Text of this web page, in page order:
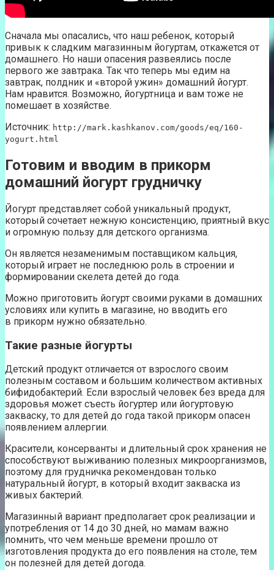
Сначала мы опасались, что наш ребенок, который
привык к сладким магазинным йогуртам, откажется от
домашнего. Но наши опасения развеялись после
первого же завтрака. Так что теперь мы едим на
завтрак, полдник и «второй ужин» домашний йогурт.
Нам нравится. Возможно, йогуртница и вам тоже не
помешает в хозяйстве.
Источник: http://mark.kashkanov.com/goods/eq/160-
yogurt.html
Готовим и вводим в прикорм
домашний йогурт грудничку
Йогурт представляет собой уникальный продукт,
который сочетает нежную консистенцию, приятный вкус
и огромную пользу для детского организма.
Он является незаменимым поставщиком кальция,
который играет не последнюю роль в строении и
формировании скелета детей до года.
Можно приготовить йогурт своими руками в домашних
условиях или купить в магазине, но вводить его
в прикорм нужно обязательно.
Такие разные йогурты
Детский продукт отличается от взрослого своим
полезным составом и большим количеством активных
бифидобактерий. Если взрослый человек без вреда для
здоровья может съесть йогуртер или йогуртовую
закваску, то для детей до года такой прикорм опасен
появлением аллергии.
Красители, консерванты и длительный срок хранения не
способствуют выживанию полезных микроорганизмов,
поэтому для грудничка рекомендован только
натуральный йогурт, в который входит закваска из
живых бактерий.
Магазинный вариант предполагает срок реализации и
употребления от 14 до 30 дней, но мамам важно
помнить, что чем меньше времени прошло от
изготовления продукта до его появления на столе, тем
он полезней для детей догода.